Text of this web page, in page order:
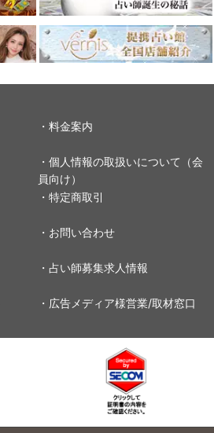
・料金案内
・個人情報の取扱いについて（会
員向け）
・特定商取引
・お問い合わせ
・占い師募集求人情報
・広告メディア様営業/取材窓口